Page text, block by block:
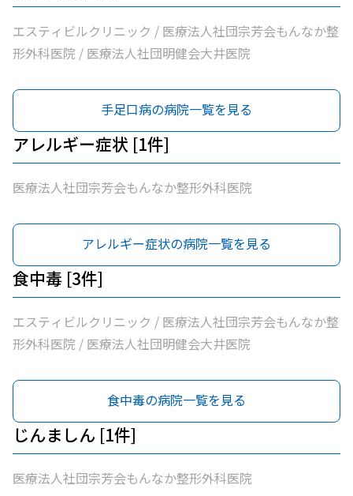
エスティビルクリニック / 医療法人社団宗芳会もんなか整
形外科医院 / 医療法人社団明健会大井医院
手足口病の病院一覧を見る
アレルギー症状 [1件]
医療法人社団宗芳会もんなか整形外科医院
アレルギー症状の病院一覧を見る
食中毒 [3件]
エスティビルクリニック / 医療法人社団宗芳会もんなか整
形外科医院 / 医療法人社団明健会大井医院
食中毒の病院一覧を見る
じんましん [1件]
医療法人社団宗芳会もんなか整形外科医院